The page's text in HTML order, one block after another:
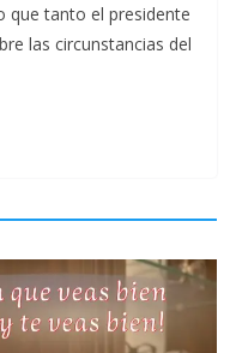
que tanto el presidente
las circunstancias del